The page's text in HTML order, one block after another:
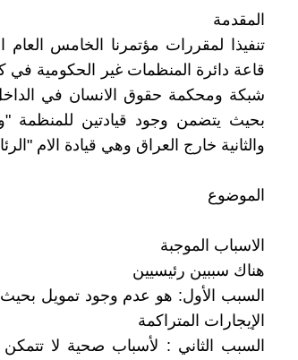
المقدمة
قاعة دائرة المنظمات غير الحكومية في
شبكة ومحكمة حقوق الانسان في
بحيث يتضمن وجود قيادتين للمنظمة
والثانية خارج العراق وهي قيادة الام
الموضوع
الاسباب الموجبة
هناك سببين رئيسيين
السبب الأول: هو عدم وجود تمويل
الإيجارات المتراكمة
السبب الثاني : لأسباب صحية لا تتمكن